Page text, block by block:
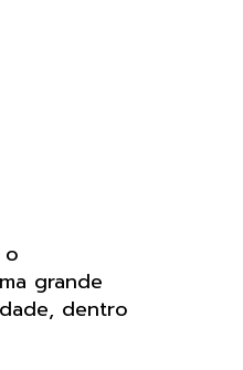
grande
dentro